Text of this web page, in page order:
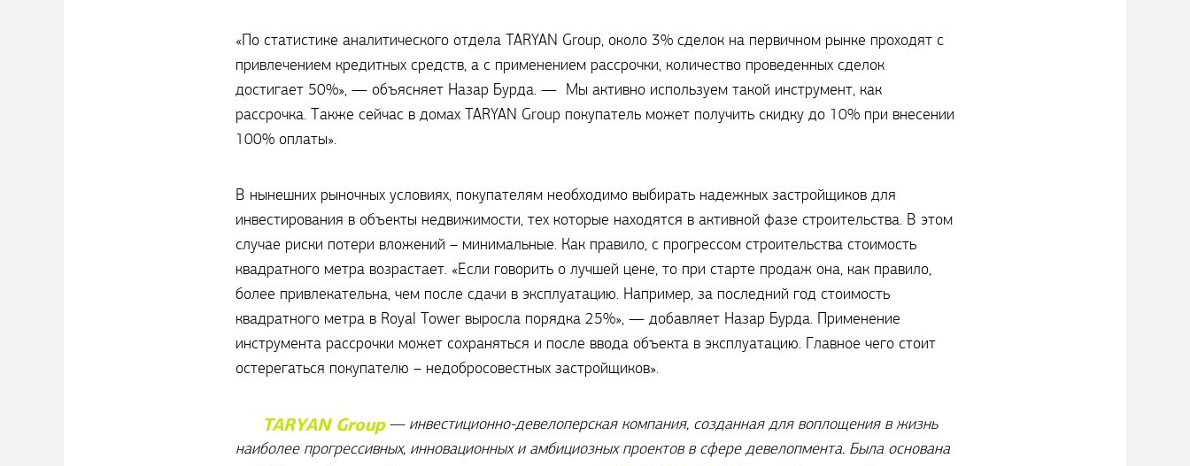
«По статистике аналитического отдела TARYAN Group, около 3% сделок на первичном рынке проходят с
привлечением кредитных средств, а с применением рассрочки, количество проведенных сделок
достигает 50%», — объясняет Назар Бурда. — Мы активно используем такой инструмент, как
рассрочка. Также сейчас в домах TARYAN Group покупатель может получить скидку до 10% при внесении
100% оплаты».
В нынешних рыночных условиях, покупателям необходимо выбирать надежных застройщиков для
инвестирования в объекты недвижимости, тех которые находятся в активной фазе строительства. В этом
случае риски потери вложений – минимальные. Как правило, с прогрессом строительства стоимость
квадратного метра возрастает. «Если говорить о лучшей цене, то при старте продаж она, как правило,
более привлекательна, чем после сдачи в эксплуатацию. Например, за последний год стоимость
квадратного метра в Royal Tower выросла порядка 25%», — добавляет Назар Бурда. Применение
инструмента рассрочки может сохраняться и после ввода объекта в эксплуатацию. Главное чего стоит
остерегаться покупателю – недобросовестных застройщиков».
TARYAN Group— инвестиционно-девелоперская компания, созданная для воплощения в жизнь
наиболее прогрессивных, инновационных и амбициозных проектов в сфере девелопмента. Была основана